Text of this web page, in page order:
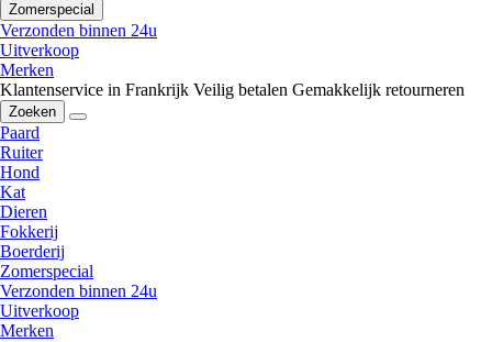
Zomerspecial
Verzonden binnen 24u
Uitverkoop
Merken
Klantenservice in Frankrijk Veilig betalen Gemakkelijk retourneren
Zoeken
Paard
Ruiter
Hond
Kat
Dieren
Fokkerij
Boerderij
Zomerspecial
Verzonden binnen 24u
Uitverkoop
Merken